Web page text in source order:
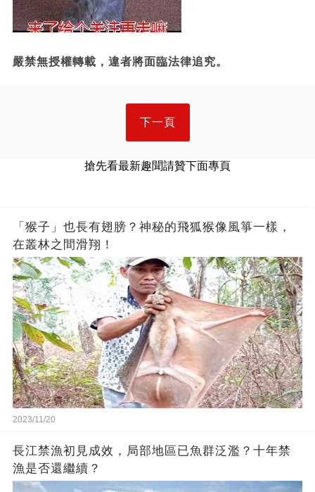
嚴禁無授權轉載，違者將面臨法律追究。
下一頁
搶先看最新趣聞請贊下面專頁
「猴子」也長有翅膀？神秘的飛狐猴像風箏一樣，
在叢林之間滑翔！
2023/11/20
長江禁漁初見成效，局部地區已魚群泛濫？十年禁
漁是否還繼續？